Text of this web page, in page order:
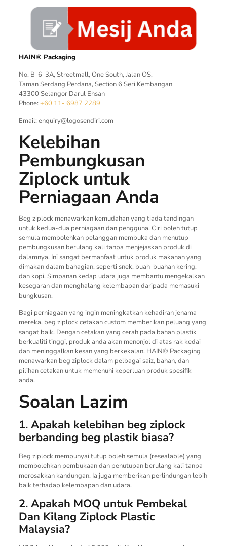
HAIN® Packaging
No. B-6-3A, Streetmall, One South, Jalan OS,
Taman Serdang Perdana, Section 6 Seri Kembangan
43300 Selangor Darul Ehsan
Phone: +60 11- 6987 2289
Email: enquiry@logosendiri.com
Kelebihan
Pembungkusan
Ziplock untuk
Perniagaan Anda
Beg ziplock menawarkan kemudahan yang tiada tandingan
untuk kedua-dua perniagaan dan pengguna. Ciri boleh tutup
semula membolehkan pelanggan membuka dan menutup
pembungkusan berulang kali tanpa menjejaskan produk di
dalamnya. Ini sangat bermanfaat untuk produk makanan yang
dimakan dalam bahagian, seperti snek, buah-buahan kering,
dan kopi. Simpanan kedap udara juga membantu mengekalkan
kesegaran dan menghalang kelembapan daripada memasuki
bungkusan.
Bagi perniagaan yang ingin meningkatkan kehadiran jenama
mereka, beg ziplock cetakan custom memberikan peluang yang
sangat baik. Dengan cetakan yang cerah pada bahan plastik
berkualiti tinggi, produk anda akan menonjol di atas rak kedai
dan meninggalkan kesan yang berkekalan. HAIN® Packaging
menawarkan beg ziplock dalam pelbagai saiz, bahan, dan
pilihan cetakan untuk memenuhi keperluan produk spesifik
anda.
Soalan Lazim
1. Apakah kelebihan beg ziplock
berbanding beg plastik biasa?
Beg ziplock mempunyai tutup boleh semula (resealable) yang
membolehkan pembukaan dan penutupan berulang kali tanpa
merosakkan kandungan. Ia juga memberikan perlindungan lebih
baik terhadap kelembapan dan udara.
2. Apakah MOQ untuk Pembekal
Dan Kilang Ziplock Plastic
Malaysia?